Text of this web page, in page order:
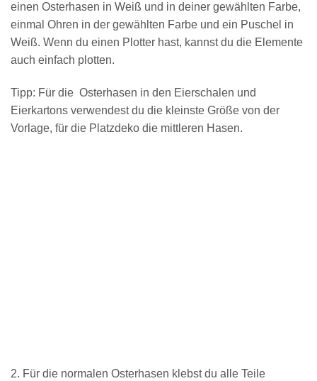
einen Osterhasen in Weiß und in deiner gewählten Farbe,
einmal Ohren in der gewählten Farbe und ein Puschel in
Weiß. Wenn du einen Plotter hast, kannst du die Elemente
auch einfach plotten.
Tipp: Für die Osterhasen in den Eierschalen und
Eierkartons verwendest du die kleinste Größe von der
Vorlage, für die Platzdeko die mittleren Hasen.
2. Für die normalen Osterhasen klebst du alle Teile